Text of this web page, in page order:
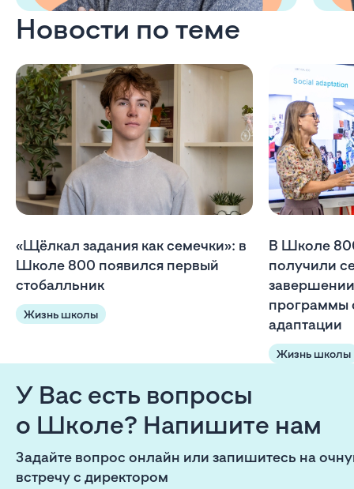
Новости по теме
«Щёлкал задания как семечки»: в
Школе 800 появился первый
стобалльник
Жизнь школы
В Школе
получили
программы
адаптации
Жизнь школы
У Вас есть вопросы
о Школе? Напишите нам
Задайте вопрос онлайн или запишитесь на
встречу с директором